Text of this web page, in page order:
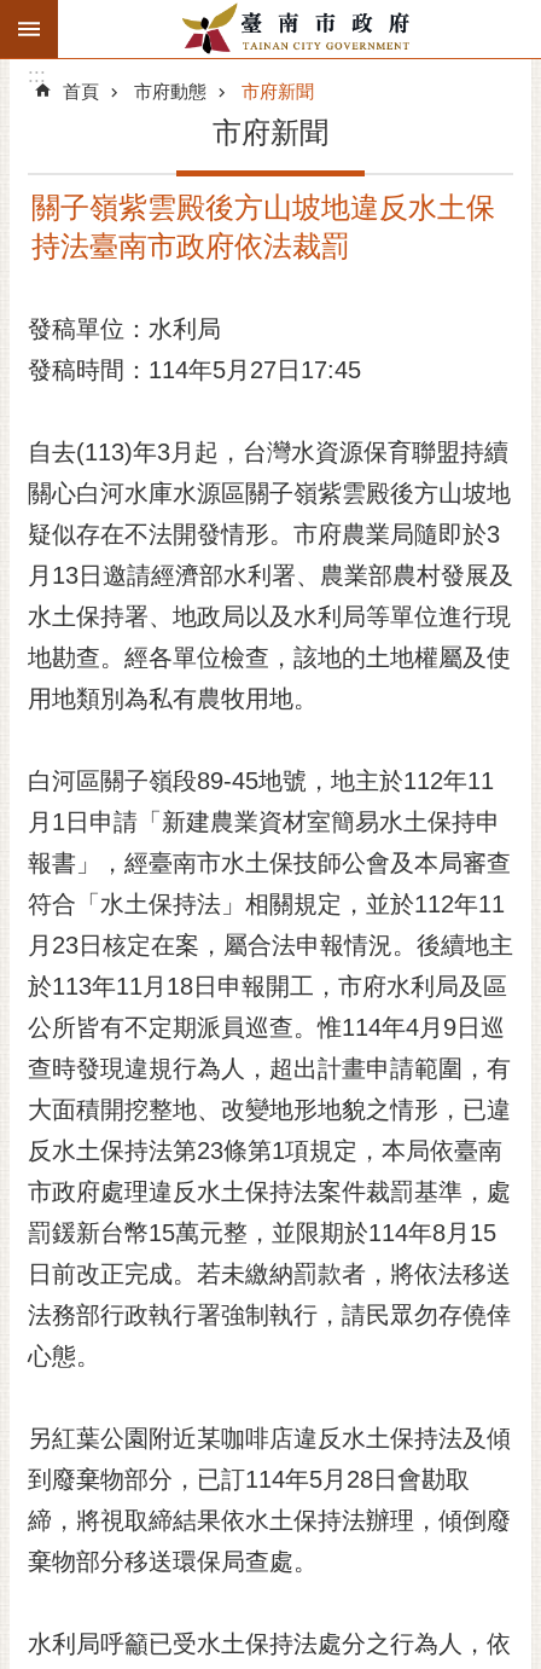
跳到主要內容區塊
搜
階
精彩府城
市府團隊
主題服務
市政資訊
市民互動
黃
偉
哲
螢
光
桐
花
祭
網
站
導
覽
訂
閱
RSS
訂
閱
電
子
報
市
民
信
English
日
本
語
私
權
:::
:::
首頁 市府動態 市府新聞
市府新聞
關子嶺紫雲殿後方山坡地違反水土保
持法臺南市政府依法裁罰
發稿單位：水利局
發稿時間：114年5月27日17:45
自去(113)年3月起，台灣水資源保育聯盟持續
關心白河水庫水源區關子嶺紫雲殿後方山坡地
疑似存在不法開發情形。市府農業局隨即於3
月13日邀請經濟部水利署、農業部農村發展及
水土保持署、地政局以及水利局等單位進行現
地勘查。經各單位檢查，該地的土地權屬及使
用地類別為私有農牧用地。
白河區關子嶺段89-45地號，地主於112年11
月1日申請「新建農業資材室簡易水土保持申
報書」，經臺南市水土保技師公會及本局審查
符合「水土保持法」相關規定，並於112年11
月23日核定在案，屬合法申報情況。後續地主
於113年11月18日申報開工，市府水利局及區
公所皆有不定期派員巡查。惟114年4月9日巡
查時發現違規行為人，超出計畫申請範圍，有
大面積開挖整地、改變地形地貌之情形，已違
反水土保持法第23條第1項規定，本局依臺南
市政府處理違反水土保持法案件裁罰基準，處
罰鍰新台幣15萬元整，並限期於114年8月15
日前改正完成。若未繳納罰款者，將依法移送
法務部行政執行署強制執行，請民眾勿存僥倖
心態。
另紅葉公園附近某咖啡店違反水土保持法及傾
到廢棄物部分，已訂114年5月28日會勘取
締，將視取締結果依水土保持法辦理，傾倒廢
棄物部分移送環保局查處。
水利局呼籲已受水土保持法處分之行為人，依